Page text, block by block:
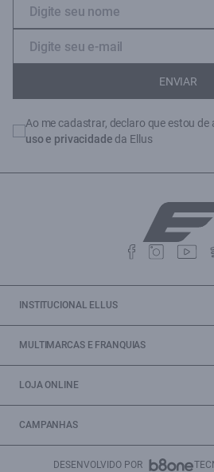
ENVIAR
Ao me cadastrar, declaro que estou de
uso e privacidade da Ellus
INSTITUCIONAL ELLUS
MULTIMARCAS E FRANQUIAS
LOJA ONLINE
CAMPANHAS
DESENVOLVIDO POR